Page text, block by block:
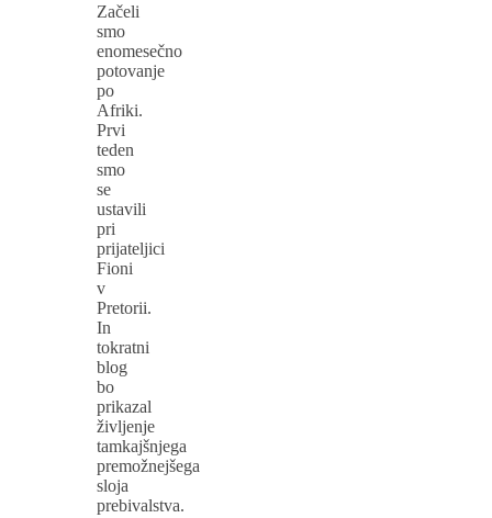
Začeli
smo
enomesečno
potovanje
po
Afriki.
Prvi
teden
smo
se
ustavili
pri
prijateljici
Fioni
v
Pretorii.
In
tokratni
blog
bo
prikazal
življenje
tamkajšnjega
premožnejšega
sloja
prebivalstva.